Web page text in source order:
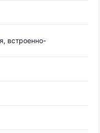
встроенно-